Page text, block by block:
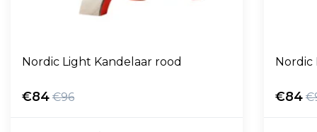
Nordic Light Kandelaar rood
€84 €96
Nordic
€84